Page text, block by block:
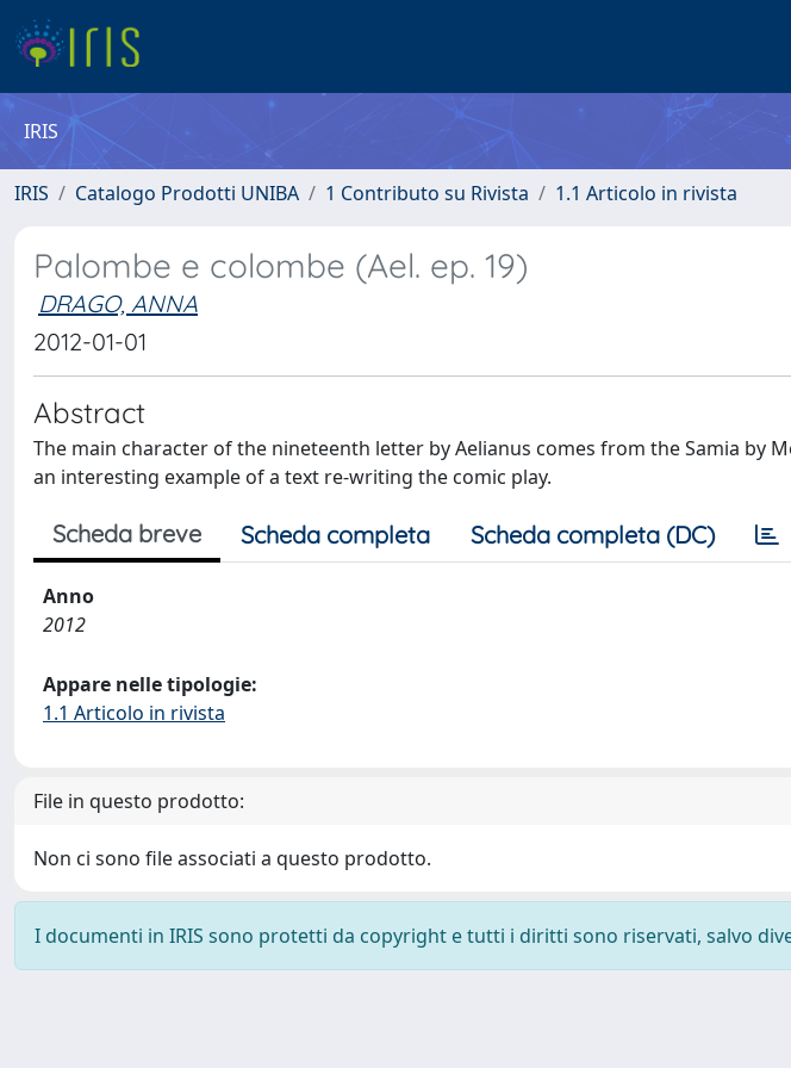
IRIS
IRIS Catalogo Prodotti UNIBA 1 Contributo su Rivista 1.1 Articolo in rivista
Palombe e colombe (Ael. ep. 19)
DRAGO, ANNA
2012-01-01
Abstract
The main character of the nineteenth letter by Aelianus comes from the Samia by
an interesting example of a text re-writing the comic play.
Scheda breve Scheda completa Scheda completa (DC)
Anno
2012
Appare nelle tipologie:
1.1 Articolo in rivista
File in questo prodotto:
Non ci sono file associati a questo prodotto.
I documenti in IRIS sono protetti da copyright e tutti i diritti sono riservati, salvo